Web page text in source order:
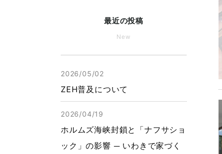
最近の投稿
New
2026/05/02
ZEH普及について
2026/04/19
ホルムズ海峡封鎖と「ナフサショ
ック」の影響 ─ いわきで家づく